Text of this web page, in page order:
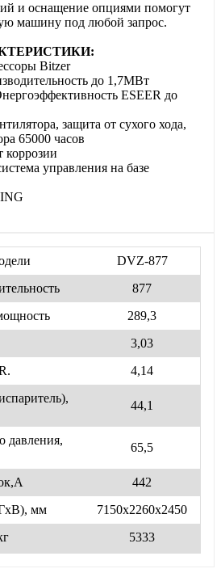
и оснащение опциями помогут
машину под любой запрос.
Bitzer
до 1,7МВт
ESEER до
защита от сухого хода,
65000 часов
коррозии
управления на базе
DVZ-877
877
289,3
3,03
4,14
44,1
давления,
65,5
442
мм
7150х2260х2450
5333